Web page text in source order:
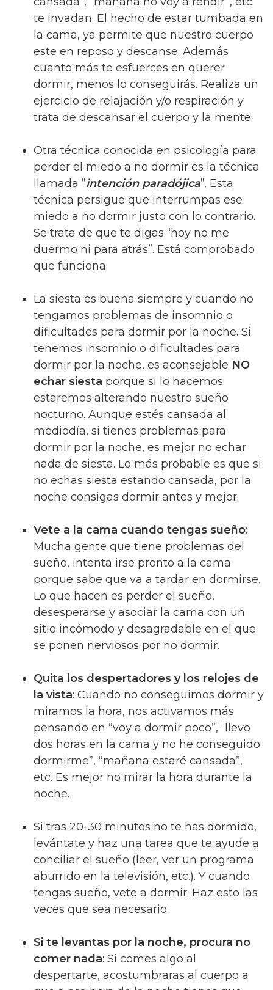
te invadan. El hecho de estar tumbada en
la cama, ya permite que nuestro cuerpo
este en reposo y descanse. Además
cuanto más te esfuerces en querer
dormir, menos lo conseguirás. Realiza un
ejercicio de relajación y/o respiración y
trata de descansar el cuerpo y la mente.
Otra técnica conocida en psicología para
perder el miedo a no dormir es la técnica
llamada ”intención paradójica”. Esta
técnica persigue que interrumpas ese
miedo a no dormir justo con lo contrario.
Se trata de que te digas “hoy no me
duermo ni para atrás”. Está comprobado
que funciona.
La siesta es buena siempre y cuando no
tengamos problemas de insomnio o
dificultades para dormir por la noche. Si
tenemos insomnio o dificultades para
dormir por la noche, es aconsejable NO
echar siesta porque si lo hacemos
estaremos alterando nuestro sueño
nocturno. Aunque estés cansada al
mediodía, si tienes problemas para
dormir por la noche, es mejor no echar
nada de siesta. Lo más probable es que si
no echas siesta estando cansada, por la
noche consigas dormir antes y mejor.
Vete a la cama cuando tengas sueño:
Mucha gente que tiene problemas del
sueño, intenta irse pronto a la cama
porque sabe que va a tardar en dormirse.
Lo que hacen es perder el sueño,
desesperarse y asociar la cama con un
sitio incómodo y desagradable en el que
se ponen nerviosos por no dormir.
Quita los despertadores y los relojes de
la vista: Cuando no conseguimos dormir y
miramos la hora, nos activamos más
pensando en “voy a dormir poco”, “llevo
dos horas en la cama y no he conseguido
dormirme”, “mañana estaré cansada”,
etc. Es mejor no mirar la hora durante la
noche.
Si tras 20-30 minutos no te has dormido,
levántate y haz una tarea que te ayude a
conciliar el sueño (leer, ver un programa
aburrido en la televisión, etc.). Y cuando
tengas sueño, vete a dormir. Haz esto las
veces que sea necesario.
Si te levantas por la noche, procura no
comer nada: Si comes algo al
despertarte, acostumbraras al cuerpo a